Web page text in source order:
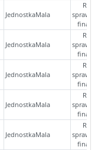
JednostkaMala
JednostkaMala
JednostkaMala
JednostkaMala
JednostkaMala